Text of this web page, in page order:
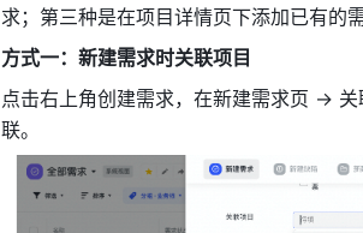
求；第三种是在项目详情页下添加已有的
方式一：新建需求时关联项目
点击右上角创建需求，在新建需求页 →
联。